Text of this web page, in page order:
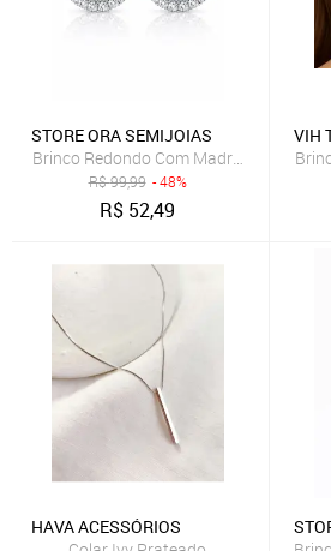
STORE ORA SEMIJOIAS
Brinco Redondo Com Madrepérola E
R$99,99 - 48%
R$ 52,49
VIH
HAVA ACESSÓRIOS